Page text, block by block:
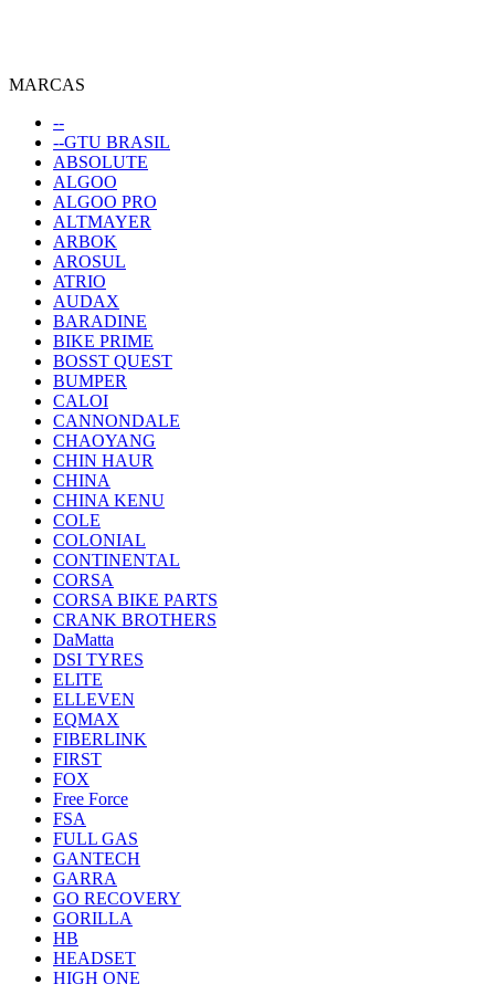
MARCAS
--
--GTU BRASIL
ABSOLUTE
ALGOO
ALGOO PRO
ALTMAYER
ARBOK
AROSUL
ATRIO
AUDAX
BARADINE
BIKE PRIME
BOSST QUEST
BUMPER
CALOI
CANNONDALE
CHAOYANG
CHIN HAUR
CHINA
CHINA KENU
COLE
COLONIAL
CONTINENTAL
CORSA
CORSA BIKE PARTS
CRANK BROTHERS
DaMatta
DSI TYRES
ELITE
ELLEVEN
EQMAX
FIBERLINK
FIRST
FOX
Free Force
FSA
FULL GAS
GANTECH
GARRA
GO RECOVERY
GORILLA
HB
HEADSET
HIGH ONE